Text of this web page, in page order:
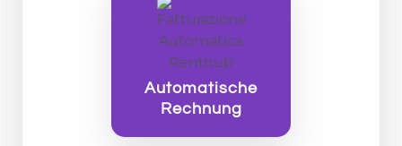
Automatische
Rechnung